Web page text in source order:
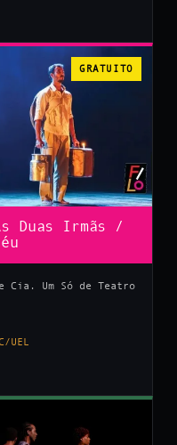
GRATUITO
Duas Irmãs /
Cia. Um Só de Teatro